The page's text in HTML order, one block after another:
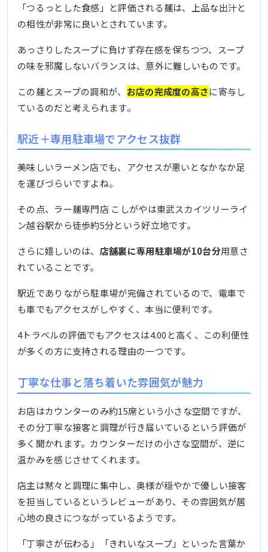
「つるっとした食感」と評価される麺は、上品な出汁と
の相性が非常に良いとされています。
あっさりしたスープに負けず存在感を保ちつつ、スープ
の味を邪魔しないバランスは、意外に難しいものです。
この麺とスープの調和が、 お店の完成度の高さに寄与し
ているのだと考えられます。
駅近＋専用駐車場でアクセス抜群
美味しいラーメン店でも、アクセスが悪いとなかなか足
を運びづらいですよね。
その点、ラー麺専門店 こしがやは東武スカイツリーライ
ン越谷駅から徒歩約5分という好立地です。
さらに嬉しいのは、 店舗裏に専用駐車場が10台分用意さ
れていることです。
駅近でありながら駐車場が完備されているので、電車で
も車でもアクセスがしやすく、本当に便利です。
4トラベルの評価でもアクセスは4.00と高く、この利便性
が多くの方に支持される理由の一つです。
丁寧な仕事と落ち着いた雰囲気が魅力
お店はカウンターのみ約15席という小さな空間ですが、
その分丁寧な接客と調理が行き届いているという評価が
多く聞かれます。カウンターだけの小さな空間が、逆に
温かみを感じさせてくれます。
店主は黙々と調理に集中し、奥様が穏やかで優しい接客
を担当しているというレビューがあり、その雰囲気が居
心地の良さにつながっているようです。
「丁寧さが伝わる」「きれいなスープ」といった言葉か